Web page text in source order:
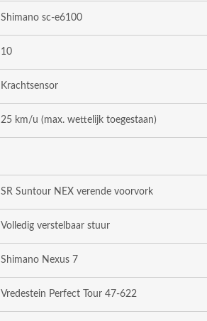
Shimano sc-e6100
10
Krachtsensor
25 km/u (max. wettelijk toegestaan)
SR Suntour NEX verende voorvork
Volledig verstelbaar stuur
Shimano Nexus 7
Vredestein Perfect Tour 47-622